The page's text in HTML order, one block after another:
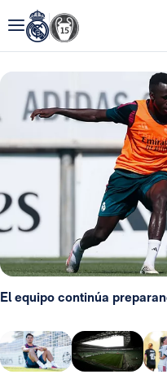
El equipo continúa